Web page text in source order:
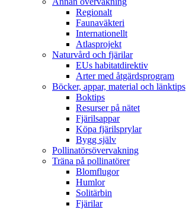
Regionalt
Faunaväkteri
Internationellt
Atlasprojekt
Naturvård och fjärilar
EUs habitatdirektiv
Arter med åtgärdsprogram
Böcker, appar, material och länktips
Boktips
Resurser på nätet
Fjärilsappar
Köpa fjärilsprylar
Bygg själv
Pollinatörsövervakning
Träna på pollinatörer
Blomflugor
Humlor
Solitärbin
Fjärilar